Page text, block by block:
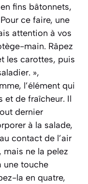
fins bâtonnets,
ce faire, une
attention à vos
main. Râpez
les carottes, puis
»,
l’élément qui
et de fraîcheur. Il
dernier
à la salade,
contact de l’air
mais ne la pelez
une touche
la en quatre,